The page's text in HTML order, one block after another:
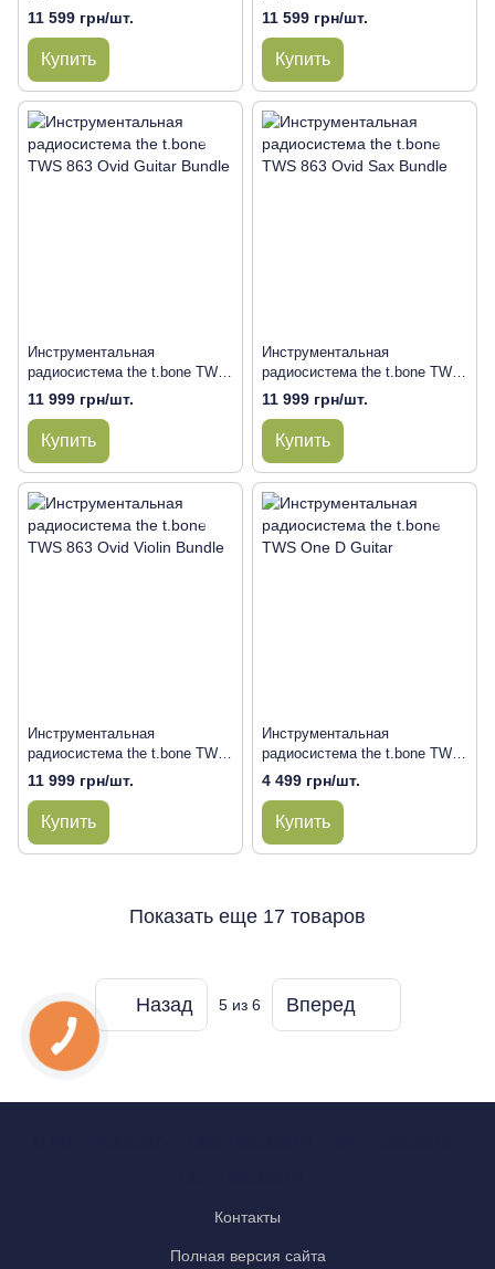
821 Ovid Sax Bundle
11 599 грн/шт.
Купить
821 Ovid Violin Bundle
11 599 грн/шт.
Купить
Инструментальная
радиосистема the t.bone TWS
863 Ovid Guitar Bundle
11 999 грн/шт.
Купить
Инструментальная
радиосистема the t.bone TWS
863 Ovid Sax Bundle
11 999 грн/шт.
Купить
Инструментальная
радиосистема the t.bone TWS
863 Ovid Violin Bundle
11 999 грн/шт.
Купить
Инструментальная
радиосистема the t.bone TWS
One D Guitar
4 499 грн/шт.
Купить
Показать еще 17 товаров
Назад 5из 6 Вперед
Контакты
Полная версия сайта